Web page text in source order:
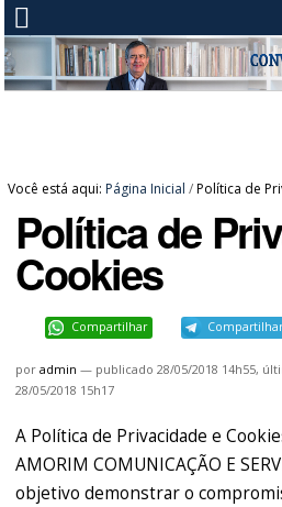
Você está aqui: Página Inicial /Política de
Política de
Cookies
Compartilhar Compartilhar
poradmin — publicado 28/05/2018 14h55,
28/05/2018 15h17
A Política de Privacidade e
AMORIM COMUNICAÇÃO E
objetivo demonstrar o